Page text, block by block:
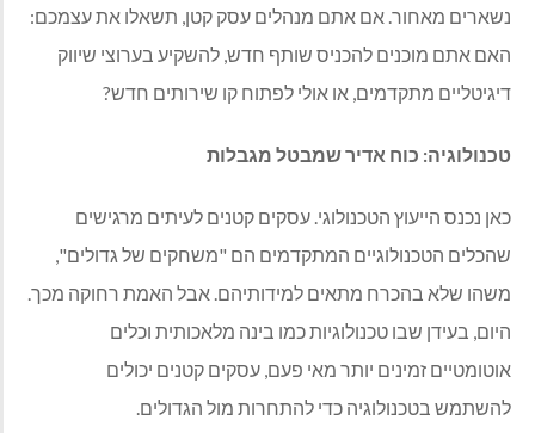
נשארים מאחור. אם אתם מנהלים עסק קטן, תשאלו את עצמכם:
האם אתם מוכנים להכניס שותף חדש, להשקיע בערוצי שיווק
דיגיטליים מתקדמים, או אולי לפתוח קו שירותים חדש?
טכנולוגיה: כוח אדיר שמבטל מגבלות
כאן נכנס הייעוץ הטכנולוגי. עסקים קטנים לעיתים מרגישים
שהכלים הטכנולוגיים המתקדמים הם "משחקים של גדולים",
משהו שלא בהכרח מתאים למידותיהם. אבל האמת רחוקה מכך.
היום, בעידן שבו טכנולוגיות כמו בינה מלאכותית וכלים
אוטומטיים זמינים יותר מאי פעם, עסקים קטנים יכולים
להשתמש בטכנולוגיה כדי להתחרות מול הגדולים.